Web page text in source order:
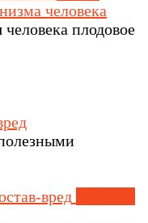
человека
плодовое